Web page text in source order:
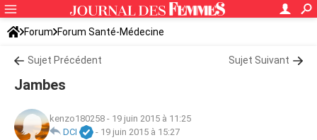
Forum Forum Santé-Médecine
Symptômes et maladies courantes
Sujet Précédent Sujet Suivant
Jambes
kenzo180258 - 19 juin 2015 à 11:25
DCI
- 19 juin 2015 à 15:27